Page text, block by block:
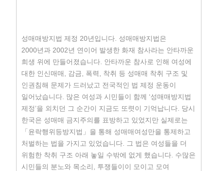
성매매방지법 제정 20년입니다. 성매매방지법은
2000년과 2002년 연이어 발생한 화재 참사라는 안타까운
희생 위에 만들어졌습니다. 안타까운 참사로 인해 여성에
대한 인신매매, 감금, 폭력, 착취 등 성매매 착취 구조 및
인권침해 문제가 드러났고 전국적인 법 제정 운동이
일어났습니다. 많은 여성과 시민들이 함께 ‘성매매방지법
제정’을 외치던 그 순간이 지금도 또렷이 기억납니다. 당시
한국은 성매매 금지주의를 표방하고 있었지만 실제로는
「윤락행위등방지법」을 통해 성매매여성만을 통제하고
처벌하는 법을 가지고 있었습니다. 그 법은 여성들을 더
위험한 착취 구조 아래 놓일 수밖에 없게 했습니다. 수많은
시민들의 분노와 목소리, 투쟁들이이 모이고 모여